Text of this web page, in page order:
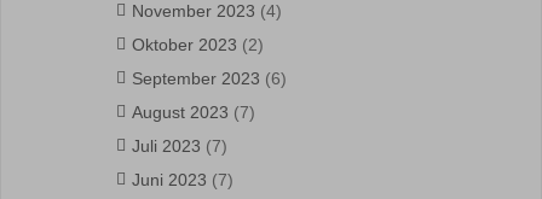
November 2023 (4)
Oktober 2023 (2)
September 2023 (6)
August 2023 (7)
Juli 2023 (7)
Juni 2023 (7)